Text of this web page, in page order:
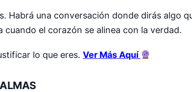
Habrá una conversación donde dirás algo
el corazón se alinea con la verdad.
lo que eres. Ver Más Aquí